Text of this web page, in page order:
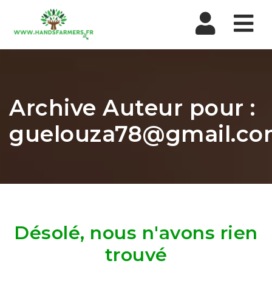
Archive Auteur pour :
Désolé, nous n'avons rien
trouvé